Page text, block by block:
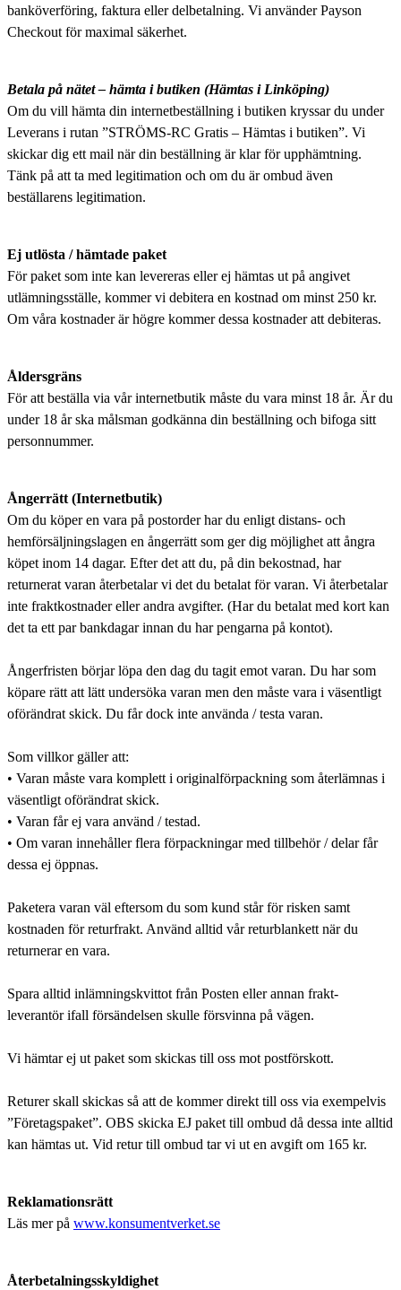
banköverföring, faktura eller delbetalning. Vi använder Payson
Checkout för maximal säkerhet.
Betala på nätet – hämta i butiken (Hämtas i Linköping)
Om du vill hämta din internetbeställning i butiken kryssar du under
Leverans i rutan ”STRÖMS-RC Gratis – Hämtas i butiken”. Vi
skickar dig ett mail när din beställning är klar för upphämtning.
Tänk på att ta med legitimation och om du är ombud även
beställarens legitimation.
Ej utlösta / hämtade paket
För paket som inte kan levereras eller ej hämtas ut på angivet
utlämningsställe, kommer vi debitera en kostnad om minst 250 kr.
Om våra kostnader är högre kommer dessa kostnader att debiteras.
Åldersgräns
För att beställa via vår internetbutik måste du vara minst 18 år. Är du
under 18 år ska målsman godkänna din beställning och bifoga sitt
personnummer.
Ångerrätt (Internetbutik)
Om du köper en vara på postorder har du enligt distans- och
hemförsäljningslagen en ångerrätt som ger dig möjlighet att ångra
köpet inom 14 dagar. Efter det att du, på din bekostnad, har
returnerat varan återbetalar vi det du betalat för varan. Vi återbetalar
inte fraktkostnader eller andra avgifter. (Har du betalat med kort kan
det ta ett par bankdagar innan du har pengarna på kontot).
Ångerfristen börjar löpa den dag du tagit emot varan. Du har som
köpare rätt att lätt undersöka varan men den måste vara i väsentligt
oförändrat skick. Du får dock inte använda / testa varan.
Som villkor gäller att:
• Varan måste vara komplett i originalförpackning som återlämnas i
väsentligt oförändrat skick.
• Varan får ej vara använd / testad.
• Om varan innehåller flera förpackningar med tillbehör / delar får
dessa ej öppnas.
Paketera varan väl eftersom du som kund står för risken samt
kostnaden för returfrakt. Använd alltid vår returblankett när du
returnerar en vara.
Spara alltid inlämningskvittot från Posten eller annan frakt-
leverantör ifall försändelsen skulle försvinna på vägen.
Vi hämtar ej ut paket som skickas till oss mot postförskott.
Returer skall skickas så att de kommer direkt till oss via exempelvis
”Företagspaket”. OBS skicka EJ paket till ombud då dessa inte alltid
kan hämtas ut. Vid retur till ombud tar vi ut en avgift om 165 kr.
Reklamationsrätt
Läs mer på www.konsumentverket.se
Återbetalningsskyldighet